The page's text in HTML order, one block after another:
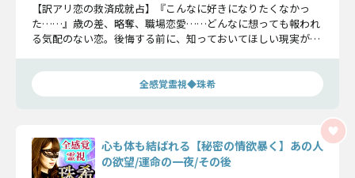
【訳アリ恋の救済成就占】『こんなに好きになりたくなかっ
た……』歳の差、略奪、職場恋愛……どんなに想っても報われ
る気配のない恋。後悔する前に、知っておいてほしい現実があ
断を下しましょう。
全感覚霊視◆珠希
心も体も結ばれる【秘密の情欲暴く】あの人
の欲望/運命の一夜/その後